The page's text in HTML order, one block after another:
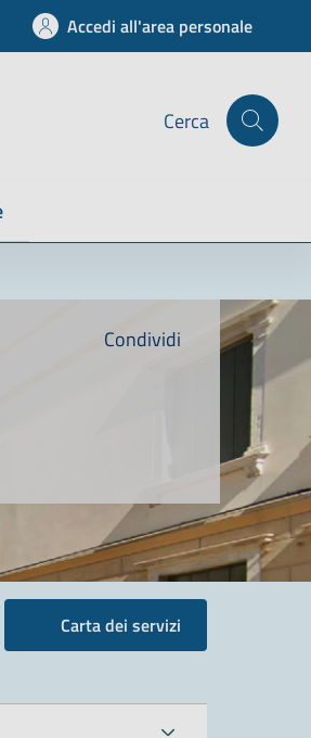
Accedi all'area personale
Cerca
Condividi
Carta dei servizi